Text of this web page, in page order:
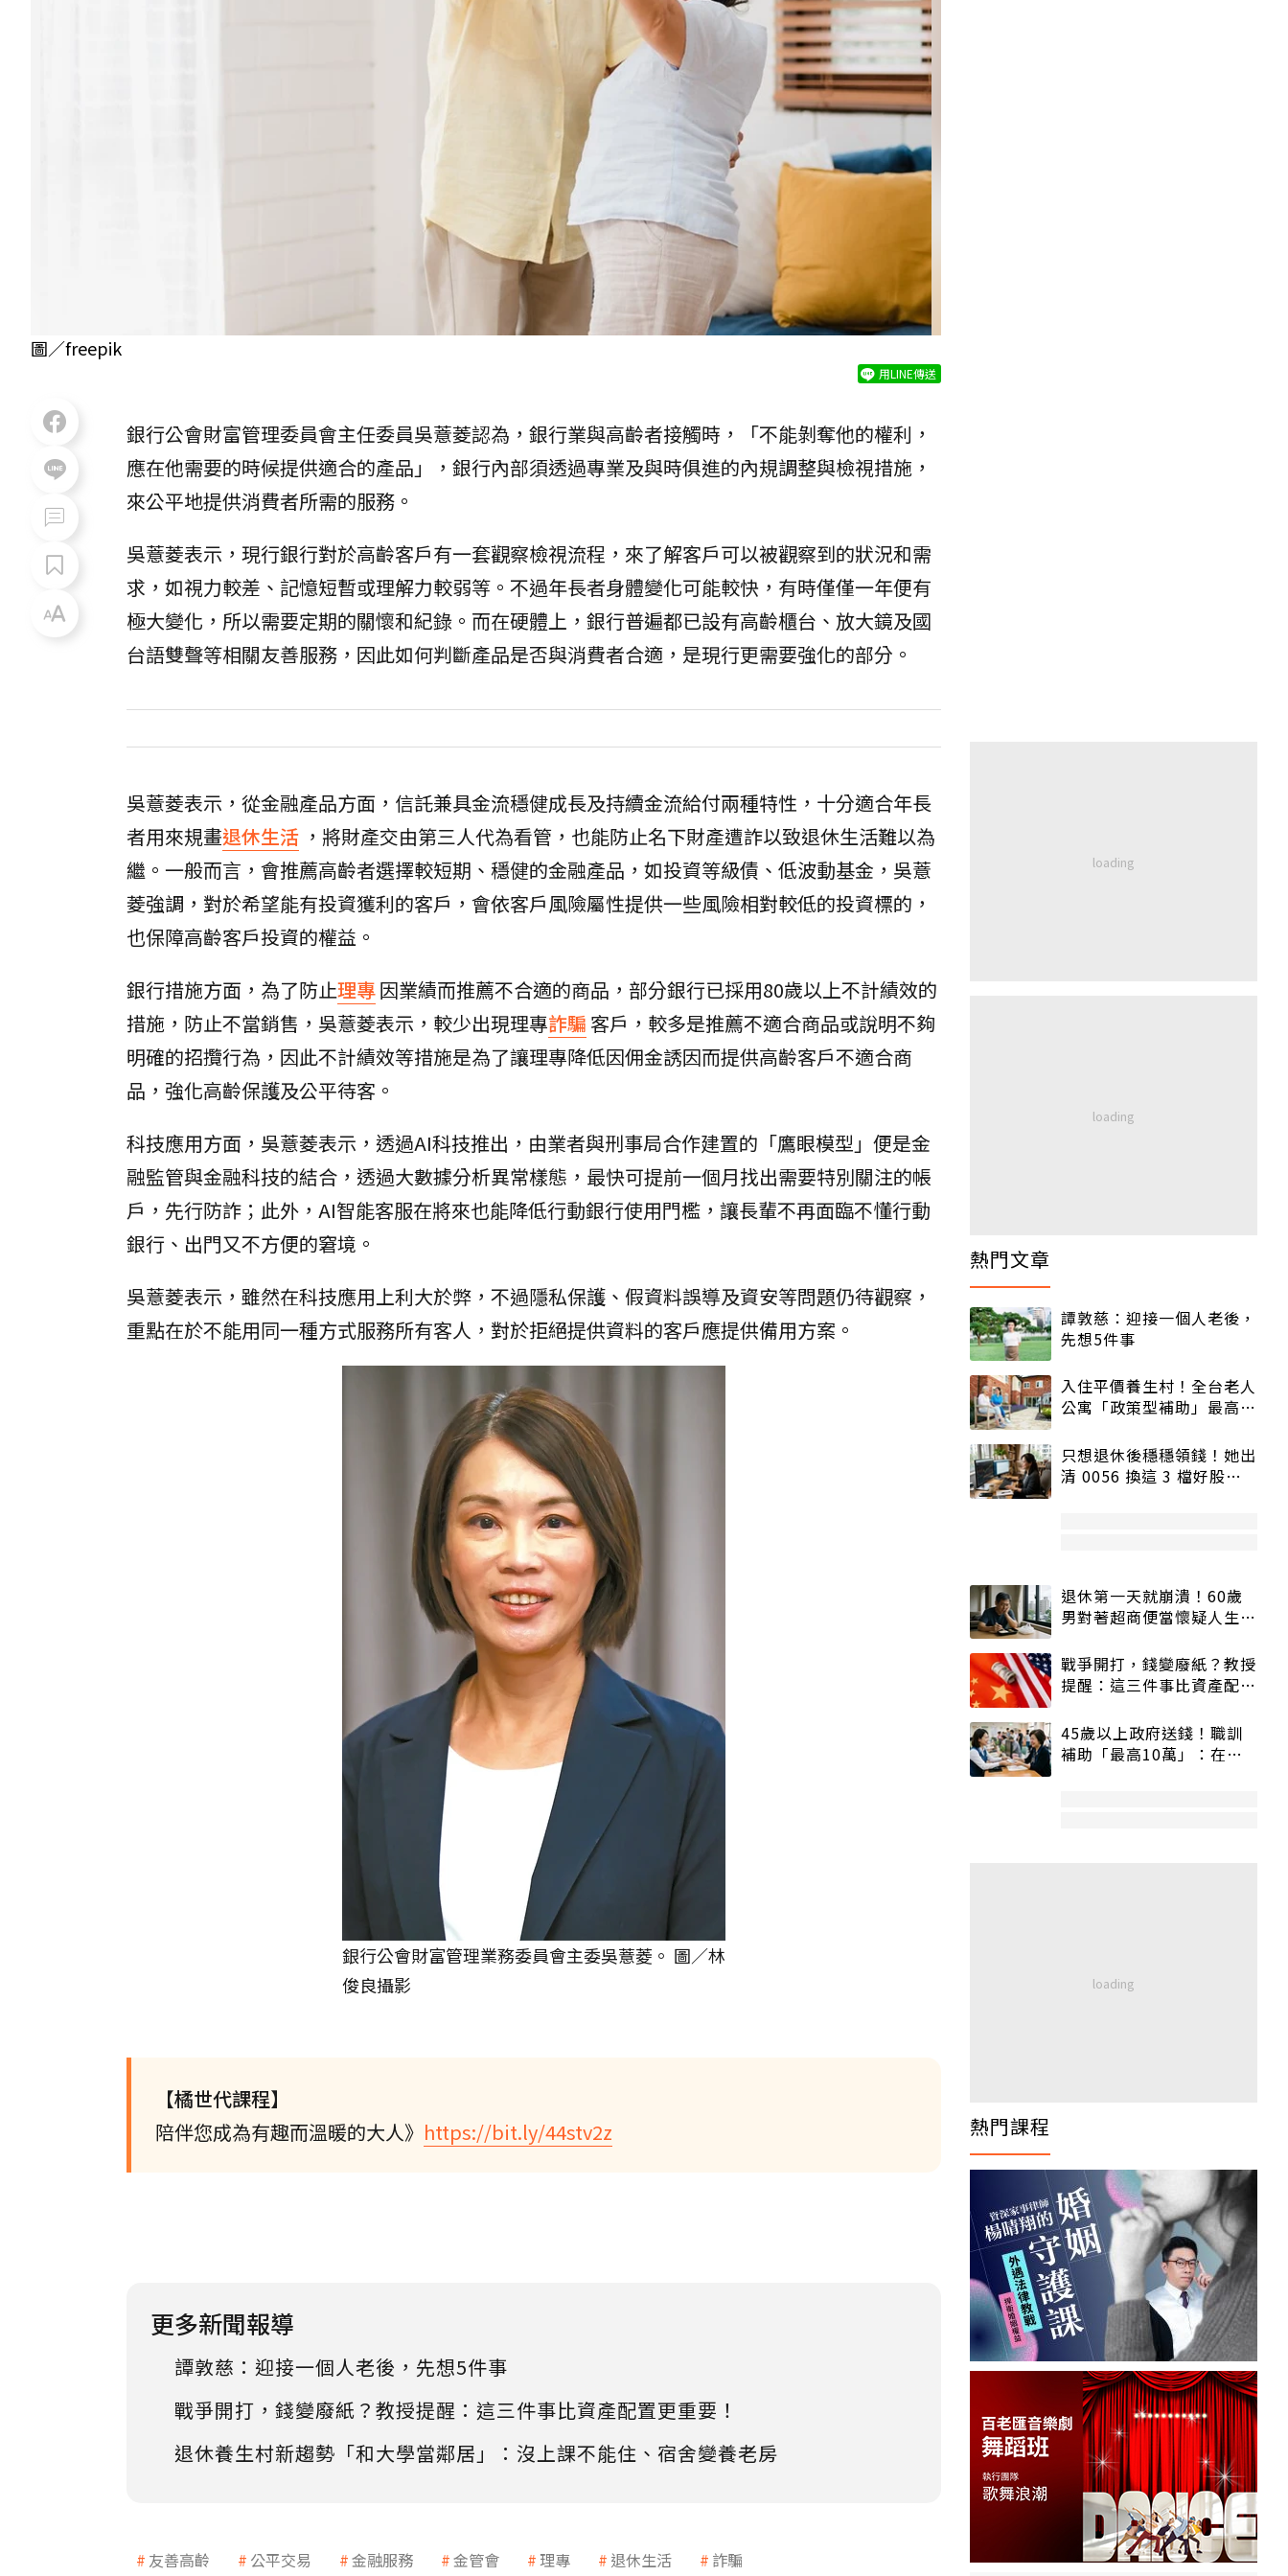
圖／freepik
用LINE傳送
銀行公會財富管理委員會主任委員吳薏菱認為，銀行業與高齡者接觸時，「不能剝奪他的權利，
應在他需要的時候提供適合的產品」，銀行內部須透過專業及與時俱進的內規調整與檢視措施，
來公平地提供消費者所需的服務。
吳薏菱表示，現行銀行對於高齡客戶有一套觀察檢視流程，來了解客戶可以被觀察到的狀況和需
求，如視力較差、記憶短暫或理解力較弱等。不過年長者身體變化可能較快，有時僅僅一年便有
極大變化，所以需要定期的關懷和紀錄。而在硬體上，銀行普遍都已設有高齡櫃台、放大鏡及國
台語雙聲等相關友善服務，因此如何判斷產品是否與消費者合適，是現行更需要強化的部分。
吳薏菱表示，從金融產品方面，信託兼具金流穩健成長及持續金流給付兩種特性，十分適合年長
者用來規畫退休生活 ，將財產交由第三人代為看管，也能防止名下財產遭詐以致退休生活難以為
繼。一般而言，會推薦高齡者選擇較短期、穩健的金融產品，如投資等級債、低波動基金，吳薏
菱強調，對於希望能有投資獲利的客戶，會依客戶風險屬性提供一些風險相對較低的投資標的，
也保障高齡客戶投資的權益。
銀行措施方面，為了防止理專因業績而推薦不合適的商品，部分銀行已採用80歲以上不計績效的
措施，防止不當銷售，吳薏菱表示，較少出現理專詐騙 客戶，較多是推薦不適合商品或說明不夠
明確的招攬行為，因此不計績效等措施是為了讓理專降低因佣金誘因而提供高齡客戶不適合商
品，強化高齡保護及公平待客。
科技應用方面，吳薏菱表示，透過AI科技推出，由業者與刑事局合作建置的「鷹眼模型」便是金
融監管與金融科技的結合，透過大數據分析異常樣態，最快可提前一個月找出需要特別關注的帳
戶，先行防詐；此外，AI智能客服在將來也能降低行動銀行使用門檻，讓長輩不再面臨不懂行動
銀行、出門又不方便的窘境。
吳薏菱表示，雖然在科技應用上利大於弊，不過隱私保護、假資料誤導及資安等問題仍待觀察，
重點在於不能用同一種方式服務所有客人，對於拒絕提供資料的客戶應提供備用方案。
銀行公會財富管理業務委員會主委吳薏菱。 圖／林
俊良攝影
【橘世代課程】
陪伴您成為有趣而溫暖的大人》 https://bit.ly/44stv2z
更多新聞報導
譚敦慈：迎接一個人老後，先想5件事
戰爭開打，錢變廢紙？教授提醒：這三件事比資產配置更重要！
退休養生村新趨勢「和大學當鄰居」：沒上課不能住、宿舍變養老房
友善高齡 公平交易 金融服務 金管會 理專 退休生活 詐騙
熱門文章
譚敦慈：迎接一個人老後，
先想5件事
入住平價養生村！全台老人
公寓「政策型補助」最高打
只想退休後穩穩領錢！她出
清 0056 換這 3 檔好股：
退休第一天就崩潰！60歲
男對著超商便當懷疑人生
戰爭開打，錢變廢紙？教授
提醒：這三件事比資產配置
45歲以上政府送錢！職訓
補助「最高10萬」：在
熱門課程